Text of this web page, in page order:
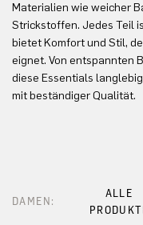
Materialien wie weicher
Strickstoffen. Jedes Teil
bietet Komfort und Stil,
eignet. Von entspannten
diese Essentials
mit beständiger Qualität.
DAMEN:
ALLE